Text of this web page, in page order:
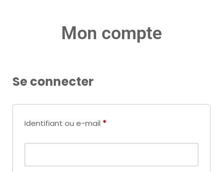
Mon compte
Se connecter
Identifiant ou e-mail *